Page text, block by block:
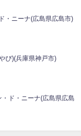
・ニーナ(広島県広島市)
び)(兵庫県神戸市)
ド・ニーナ(広島県広島